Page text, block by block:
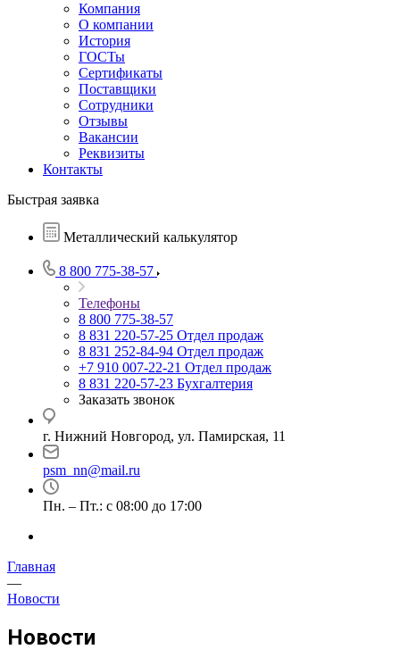
Компания
О компании
История
ГОСТы
Сертификаты
Поставщики
Сотрудники
Отзывы
Вакансии
Реквизиты
Контакты
Быстрая заявка
Металлический калькулятор
8 800 775-38-57
Телефоны
8 800 775-38-57
8 831 220-57-25 Отдел продаж
8 831 252-84-94 Отдел продаж
+7 910 007-22-21 Отдел продаж
8 831 220-57-23 Бухгалтерия
Заказать звонок
г. Нижний Новгород, ул. Памирская, 11
psm_nn@mail.ru
Пн. – Пт.: с 08:00 до 17:00
Главная
—
Новости
Новости